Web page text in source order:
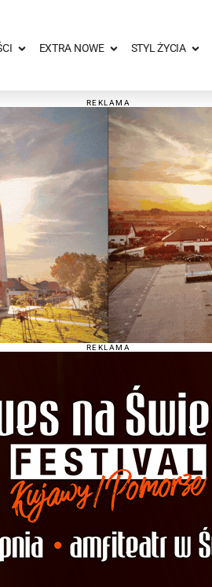
EXTRA NOWE STYL ŻYCIA
REKLAMA
REKLAMA